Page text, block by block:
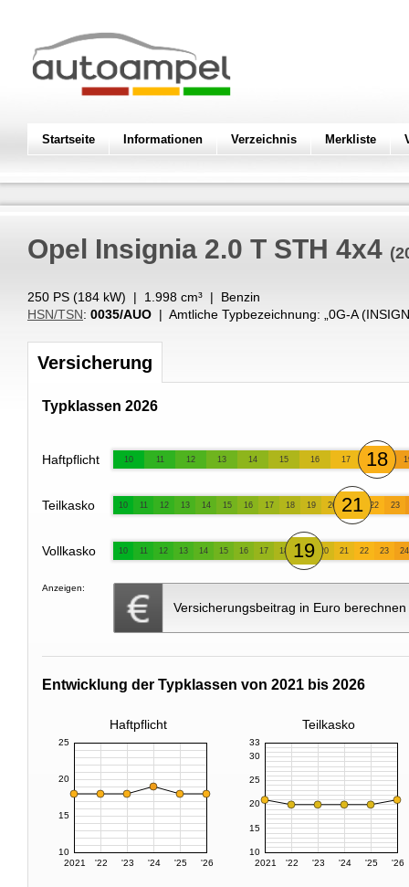
Startseite Informationen Verzeichnis Merkliste
Opel Insignia 2.0 T STH 4x4
250 PS (184 kW) | 1.998 cm³ | Benzin
HSN/TSN: 0035/AUO | Amtliche Typbezeichnung: „ 0G-A
Versicherung
Typklassen 2026
Haftpflicht 10 11 12 13 14 15 16 17 18
Teilkasko 10 11 12 13 14 15 16 17 18 19 20 21 22 23
Vollkasko 10 11 12 13 14 15 16 17 18 19 20 21 22 23 24
Anzeigen:
Versicherungsbeitrag in Euro berechnen
Entwicklung der Typklassen von 2021 bis 2026
Haftpflicht Teilkasko
2021 '22 '23 '24 '25 '26
10
15
20
25
2021 '22 '23 '24 '25 '26
10
15
20
25
30
33